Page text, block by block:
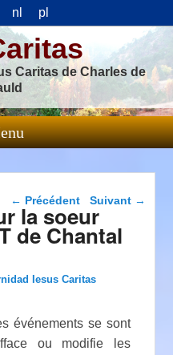
nl pl
Caritas de Charles de
Navigation dans les
← Précédent Suivant →
la soeur
de Chantal
Iesus Caritas
événements se sont
ou modifie les